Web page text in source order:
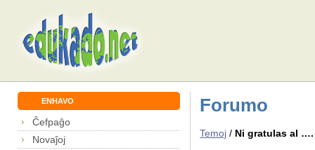
ENHAVO
Ĉefpaĝo
Novaĵoj
Forumo
Temoj / Ni gratulas al ….